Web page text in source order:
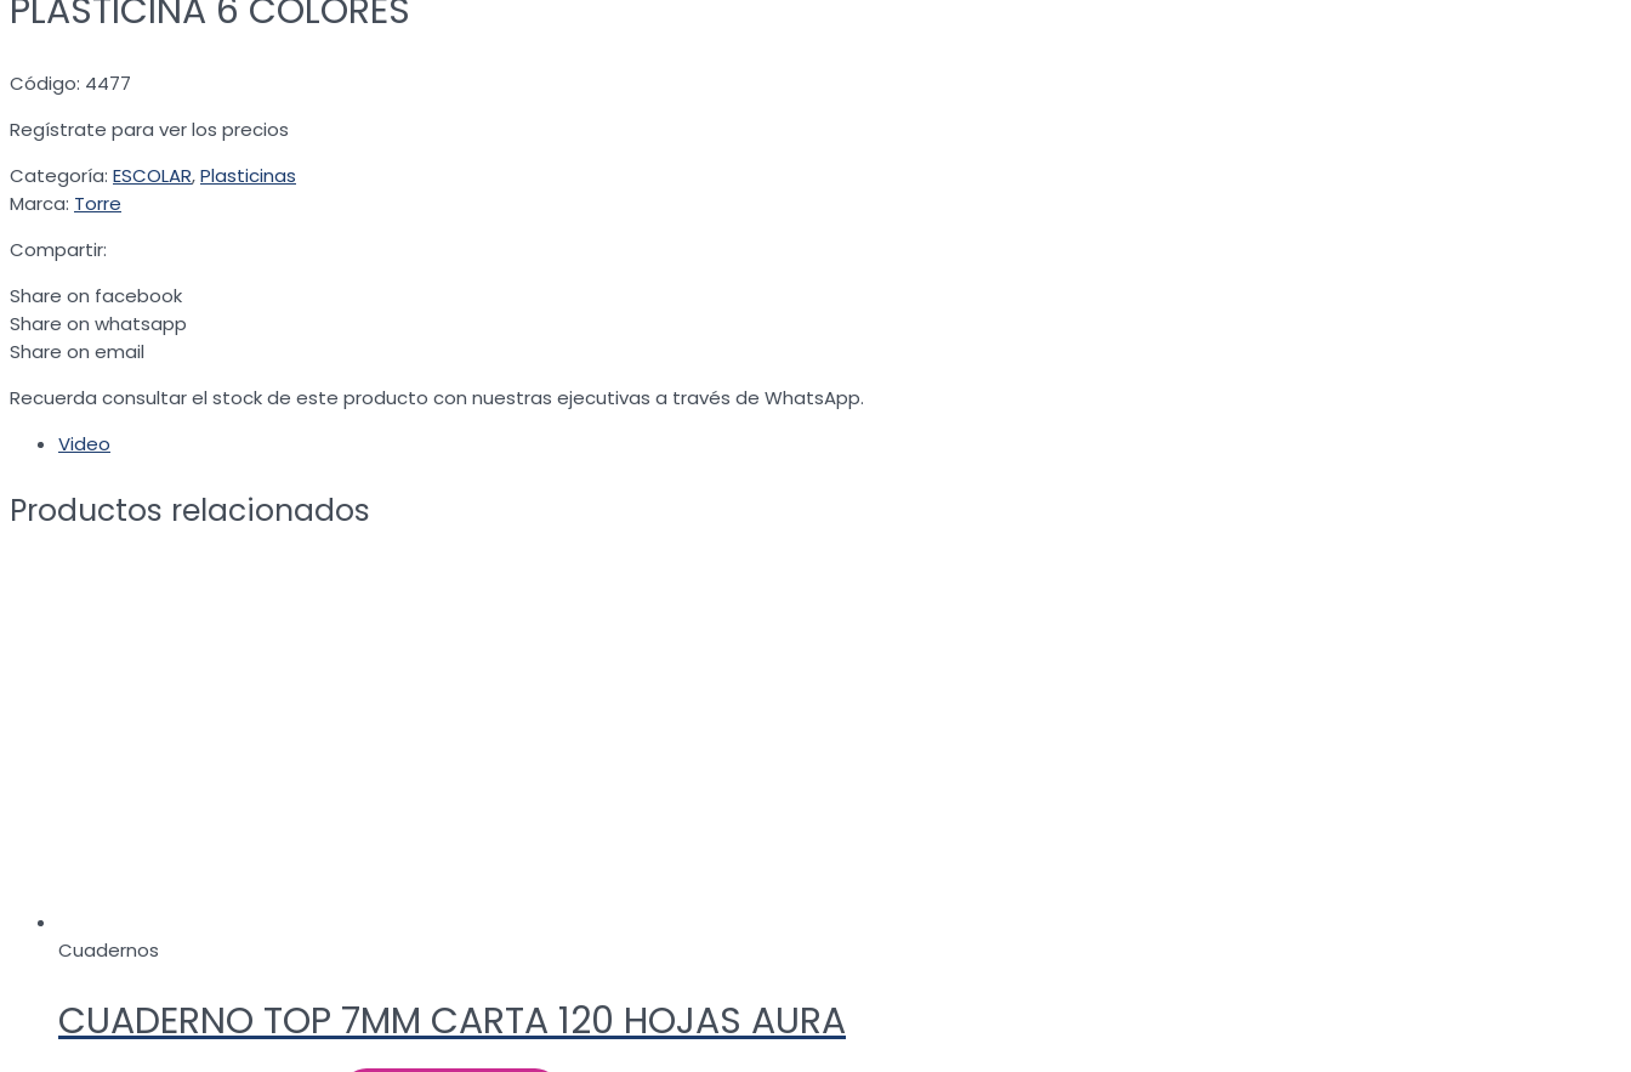
PLASTICINA 6 COLORES
Código: 4477
Regístrate para ver los precios
Categoría: ESCOLAR,Plasticinas
Marca: Torre
Compartir:
Share on facebook
Share on whatsapp
Share on email
Recuerda consultar el stock de este producto con nuestras ejecutivas a través de WhatsApp.
Video
Productos relacionados
Cuadernos
CUADERNO TOP 7MM CARTA 120 HOJAS AURA